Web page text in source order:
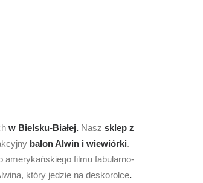
w Bielsku-Białej. Nasz sklep z
balon Alwin i wiewiórki.
amerykańskiego filmu fabularno-
który jedzie na deskorolce.